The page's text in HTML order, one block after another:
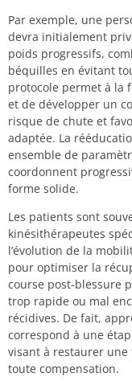
Par exemple, une
devra initialement
poids progressifs,
béquilles en évitant
protocole permet à la
et de développer un
risque de chute et
adaptée. La
ensemble de
coordonnent
forme solide.
Les patients sont
kinésithérapeutes
l’évolution de la
pour optimiser la
course post-blessure
trop rapide ou mal
récidives. De fait,
correspond à une
visant à restaurer
toute compensation.